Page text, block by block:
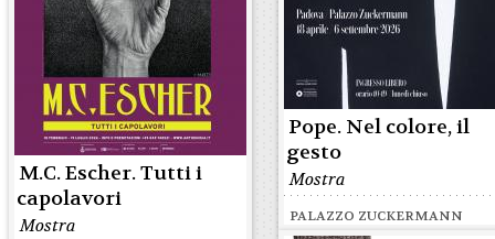
M.C. Escher. Tutti i
capolavori
Mostra
Pope. Nel colore, il
gesto
Mostra
PALAZZO ZUCKERMANN